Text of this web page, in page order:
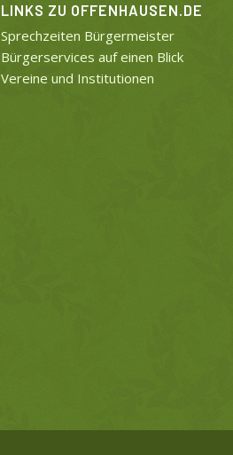
LINKS ZU OFFENHAUSEN.DE
Sprechzeiten Bürgermeister
Bürgerservices auf einen Blick
Vereine und Institutionen